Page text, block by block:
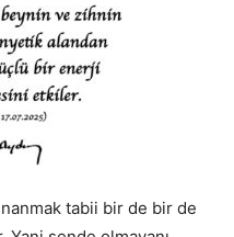
tabii bir de bir de